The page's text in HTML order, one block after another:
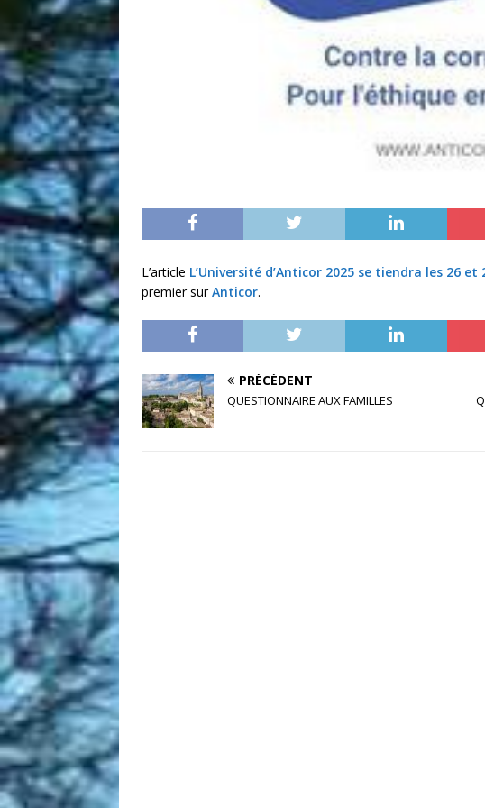
L’article L’Université d’Anticor 2025 se tiendra les 26
premier surAnticor.
PRÉCÉDENT
QUESTIONNAIRE AUX FAMILLES